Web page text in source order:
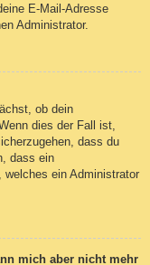
E-Mail-Adresse
Administrator.
ob dein
dies der Fall ist,
dass du
dass ein
welches ein Administrator
mich aber nicht mehr